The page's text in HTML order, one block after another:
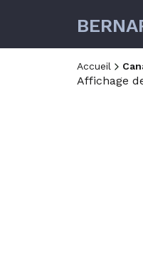
Accueil
Affichage